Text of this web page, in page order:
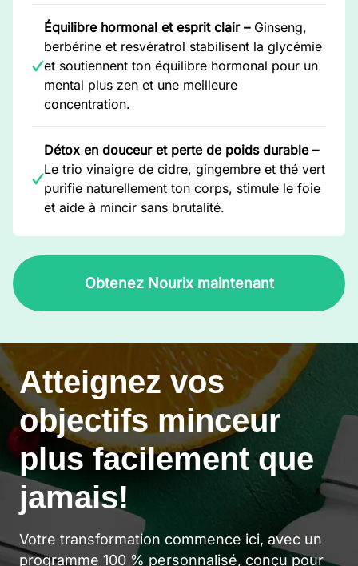
Équilibre hormonal et esprit clair –Ginseng,
berbérine et resvératrol stabilisent la glycémie
et soutiennent ton équilibre hormonal pour un
mental plus zen et une meilleure
concentration.
Détox en douceur et perte de poids durable –
Le trio vinaigre de cidre, gingembre et thé vert
purifie naturellement ton corps, stimule le foie
et aide à mincir sans brutalité.
Obtenez Nourix maintenant
Atteignez vos
objectifs minceur
plus facilement que
jamais!
Votre transformation commence ici, avec un
programme 100 % personnalisé, conçu pour